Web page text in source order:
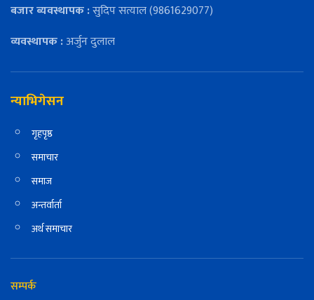
बजार ब्यवस्थापक :सुदिप सत्याल (9861629077)
व्यवस्थापक :अर्जुन दुलाल
न्याभिगेसन
गृहपृष्ठ
समाचार
समाज
अन्तर्वार्ता
अर्थ समाचार
सम्पर्क